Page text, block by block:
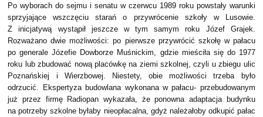
Po wyborach do sejmu i senatu w czerwcu 1989 roku powstały warunki
sprzyjające wszczęciu starań o przywrócenie szkoły w Lusowie.
Z inicjatywą wystąpił jeszcze w tym samym roku Józef Grajek.
Rozważano dwie możliwości: po pierwsze przywrócić szkołę w pałacu
po generale Józefie Dowborze Muśnickim, gdzie mieściła się do 1977
roku lub zbudować nową placówkę na ziemi szkolnej, czyli u zbiegu ulic
Poznańskiej i Wierzbowej. Niestety, obie możliwości trzeba było
odrzucić. Ekspertyza budowlana wykonana w pałacu- przebudowanym
już przez firmę Radiopan wykazała, że ponowna adaptacja budynku
na potrzeby szkolne byłaby nieopłacalna, gdyż należałoby odkupić pałac